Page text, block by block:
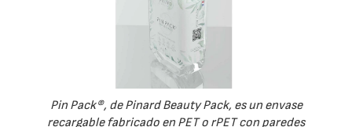
Pin Pack®, de Pinard Beauty Pack, es un envase
recargable fabricado en PET o rPET con paredes